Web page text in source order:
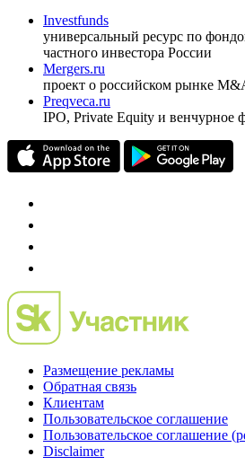
Investfunds
универсальный ресурс по
частного инвестора России
Mergers.ru
проект о российском рынке
Preqveca.ru
IPO, Private Equity и венчурное
Размещение рекламы
Обратная связь
Клиентам
Пользовательское соглашение
Пользовательское соглашение
Disclaimer